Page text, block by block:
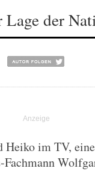
der
im TV,